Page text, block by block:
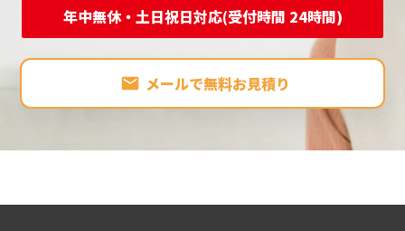
年中無休・土日祝日対応(受付時間 24時間)
メールで無料お見積り